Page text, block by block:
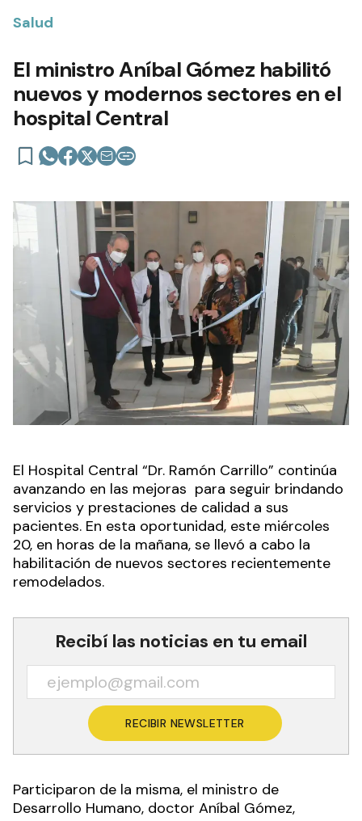
Salud
El ministro Aníbal Gómez habilitó
nuevos y modernos sectores en el
hospital Central
El Hospital Central “Dr. Ramón Carrillo” continúa
avanzando en las mejoras para seguir brindando
servicios y prestaciones de calidad a sus
pacientes. En esta oportunidad, este miércoles
20, en horas de la mañana, se llevó a cabo la
habilitación de nuevos sectores recientemente
remodelados.
Recibí las noticias en tu email
RECIBIR NEWSLETTER
Participaron de la misma, el ministro de
Desarrollo Humano, doctor Aníbal Gómez,